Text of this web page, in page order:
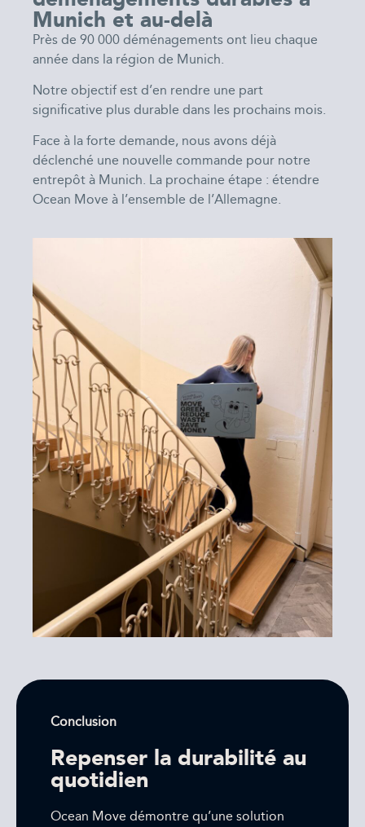
Munich et au-delà
Près de 90 000 déménagements ont lieu chaque
année dans la région de Munich.
Notre objectif est d’en rendre une part
significative plus durable dans les prochains mois.
Face à la forte demande, nous avons déjà
déclenché une nouvelle commande pour notre
entrepôt à Munich. La prochaine étape : étendre
Ocean Move à l’ensemble de l’Allemagne.
Conclusion
Repenser la durabilité au
quotidien
Ocean Move démontre qu’une solution